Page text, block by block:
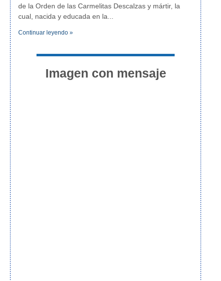
de la Orden de las Carmelitas Descalzas y mártir, la
cual, nacida y educada en la
Continuar leyendo »
Imagen con mensaje